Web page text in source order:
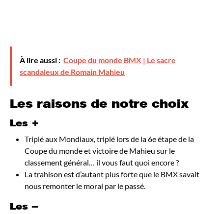
À lire aussi : Coupe du monde BMX | Le sacre
scandaleux de Romain Mahieu
Les raisons de notre choix
Les +
Triplé aux Mondiaux, triplé lors de la 6e étape de la
Coupe du monde et victoire de Mahieu sur le
classement général… il vous faut quoi encore ?
La trahison est d’autant plus forte que le BMX savait
nous remonter le moral par le passé.
Les –